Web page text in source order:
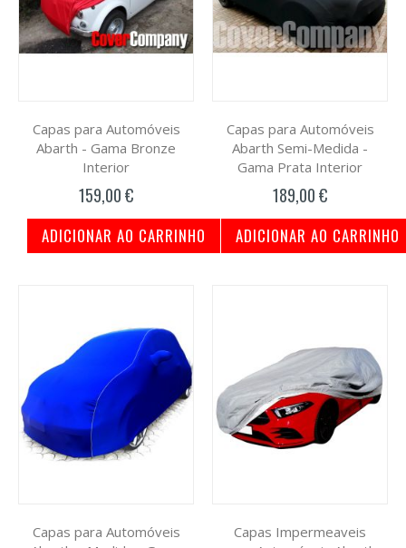
Capas para Automóveis
Abarth - Gama Bronze
Interior
159,00 €
ADICIONAR AO CARRINHO
Capas para Automóveis
Abarth Semi-Medida -
Gama Prata Interior
189,00 €
ADICIONAR AO CARRINHO
Capas para Automóveis
Capas Impermeaveis